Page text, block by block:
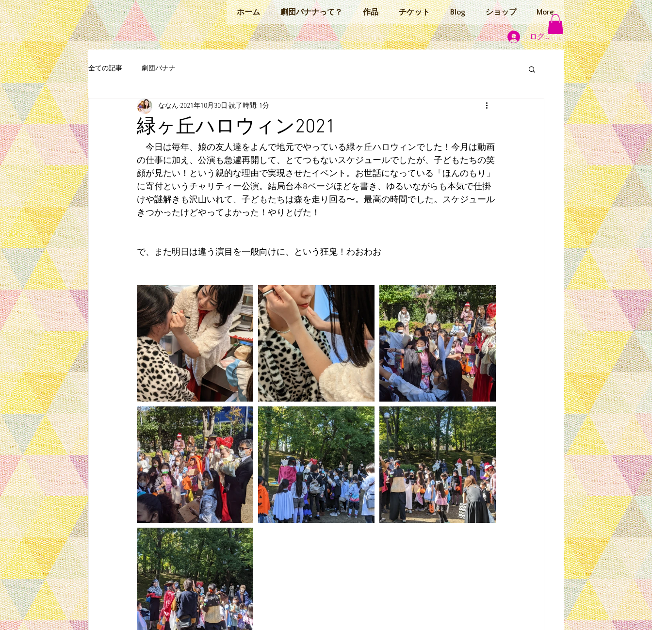
ホーム 劇団バナナって？ 作品 チケット Blog ショップ More
ログイン
全ての記事 劇団バナナ
緑ヶ丘ハロウィン2021
ななん 2021年10月30日 読了時間: 1分
今日は毎年、娘の友人達をよんで地元でやっている緑ヶ丘ハロウィンでした！今月は動画
の仕事に加え、公演も急遽再開して、とてつもないスケジュールでしたが、子どもたちの笑
顔が見たい！という親的な理由で実現させたイベント。お世話になっている「ほんのもり」
に寄付というチャリティー公演。結局台本8ページほどを書き、ゆるいながらも本気で仕掛
けや謎解きも沢山いれて、子どもたちは森を走り回る〜。最高の時間でした。スケジュール
きつかったけどやってよかった！やりとげた！
で、また明日は違う演目を一般向けに、という狂鬼！わおわお